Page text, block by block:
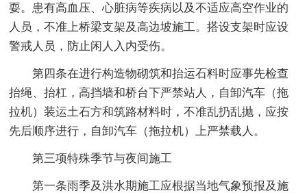
耍。患有高血压、心脏病等疾病以及不适应高空作业的
人员，不准上桥梁支架及高边坡施工。搭设支架时应设
警戒人员，防止闲人入内受伤。
第四条在进行构造物砌筑和抬运石料时应事先检查
抬绳、抬杠，高挡墙和桥台下严禁站人，自卸汽车（拖
拉机）装运土石方和筑路材料时，不准乱扔乱抛，应按
先后顺序进行，自卸汽车（拖拉机）上严禁载人。
第三项特殊季节与夜间施工
第一条雨季及洪水期施工应根据当地气象预报及施